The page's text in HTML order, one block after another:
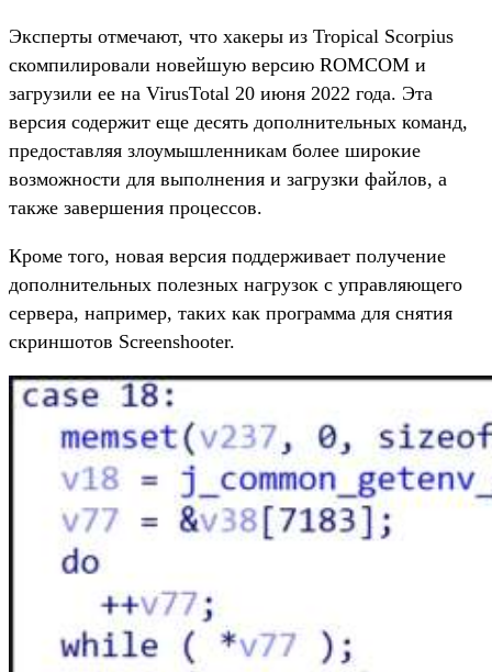
Эксперты отмечают, что хакеры из Tropical Scorpius
скомпилировали новейшую версию ROMCOM и
загрузили ее на VirusTotal 20 июня 2022 года. Эта
версия содержит еще десять дополнительных команд,
предоставляя злоумышленникам более широкие
возможности для выполнения и загрузки файлов, а
также завершения процессов.
Кроме того, новая версия поддерживает получение
дополнительных полезных нагрузок с управляющего
сервера, например, таких как программа для снятия
скриншотов Screenshooter.